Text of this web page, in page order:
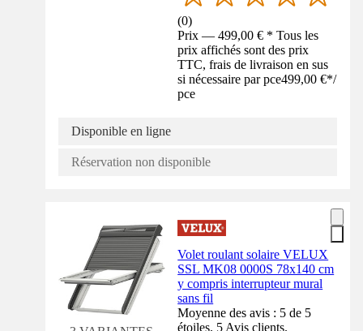
(0)
Prix — 499,00 € * Tous les
prix affichés sont des prix
TTC, frais de livraison en sus
si nécessaire par pce499,00 €*/
pce
Disponible en ligne
Réservation non disponible
Volet roulant solaire VELUX
SSL MK08 0000S 78x140 cm
y compris interrupteur mural
sans fil
Moyenne des avis : 5 de 5
étoiles. 5 Avis clients.